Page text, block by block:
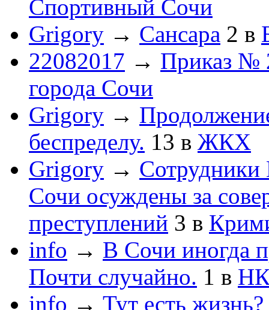
Спортивный Сочи
Grigory → Сансара 2 в
22082017 → Приказ №
города Сочи
Grigory →
беспределу. 13 в ЖКХ
Grigory →
Сочи осуждены за
преступлений 3 в
info → В Сочи иногда
Почти случайно. 1 в
info → Тут есть